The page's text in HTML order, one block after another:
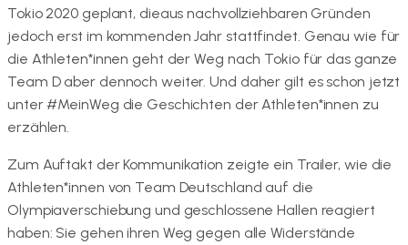
Tokio 2020 geplant, dieaus nachvollziehbaren Gründen
jedoch erst im kommenden Jahr stattfindet. Genau wie für
die Athleten*innen geht der Weg nach Tokio für das ganze
Team D aber dennoch weiter. Und daher gilt es schon jetzt
unter #MeinWeg die Geschichten der Athleten*innen zu
erzählen.
Zum Auftakt der Kommunikation zeigte ein Trailer, wie die
Athleten*innen von Team Deutschland auf die
Olympiaverschiebung und geschlossene Hallen reagiert
haben: Sie gehen ihren Weg gegen alle Widerstände